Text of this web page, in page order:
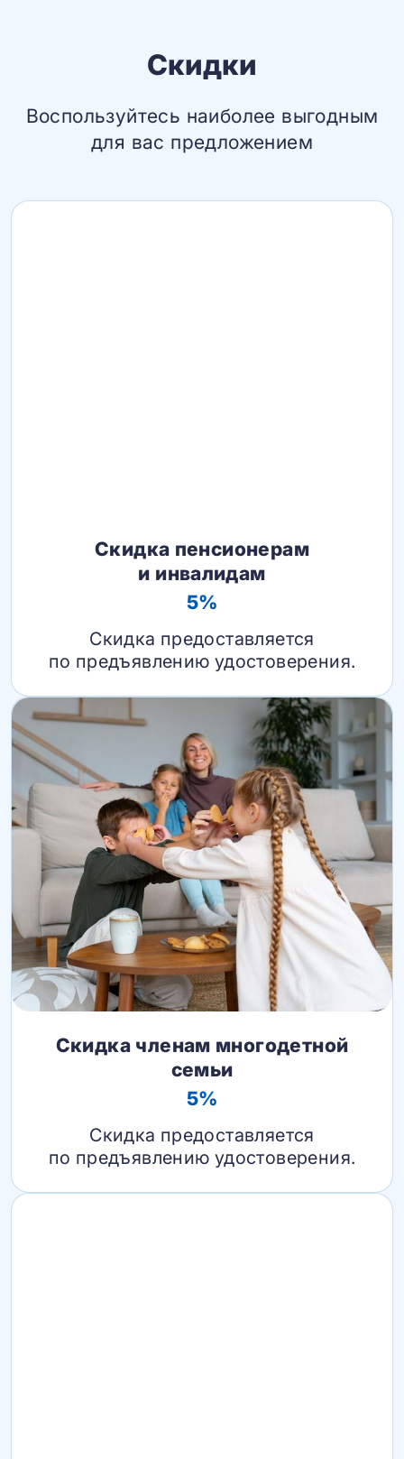
Скидки
Воспользуйтесь наиболее выгодным
для вас предложением
Скидка пенсионерам
и инвалидам
5%
Скидка предоставляется
по предъявлению удостоверения.
Скидка членам многодетной
семьи
5%
Скидка предоставляется
по предъявлению удостоверения.